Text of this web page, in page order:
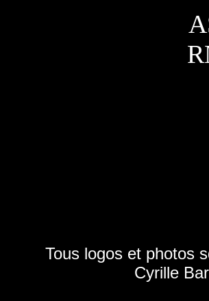
Tous logos et photos
Cyrille